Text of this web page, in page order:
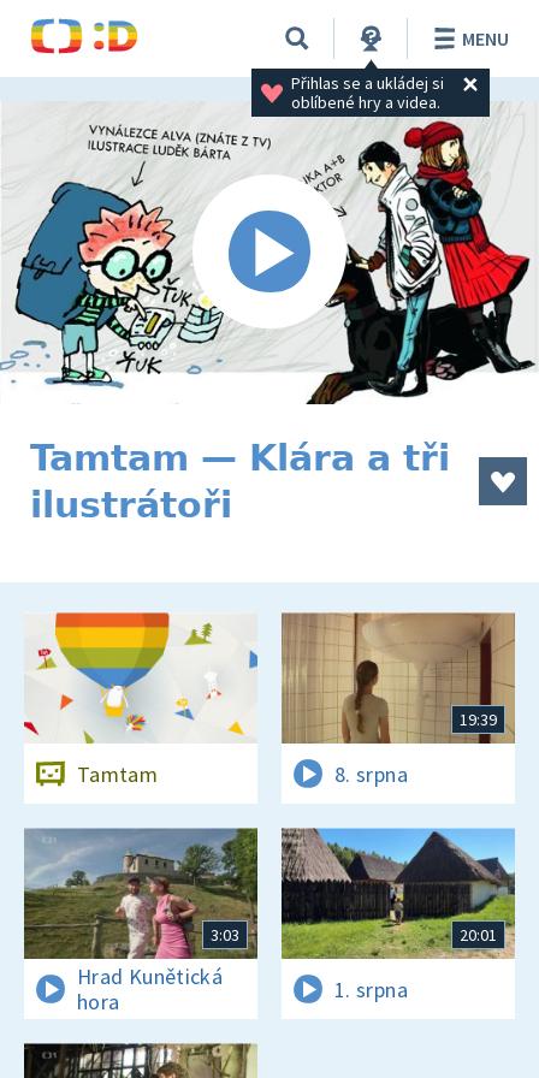
Přihlas se a ukládej si
oblíbené hry a videa.
MENU
Tamtam — Klára a tři
ilustrátoři
Tamtam
19:39
8. srpna
3:03
Hrad Kunětická
hora
20:01
1. srpna